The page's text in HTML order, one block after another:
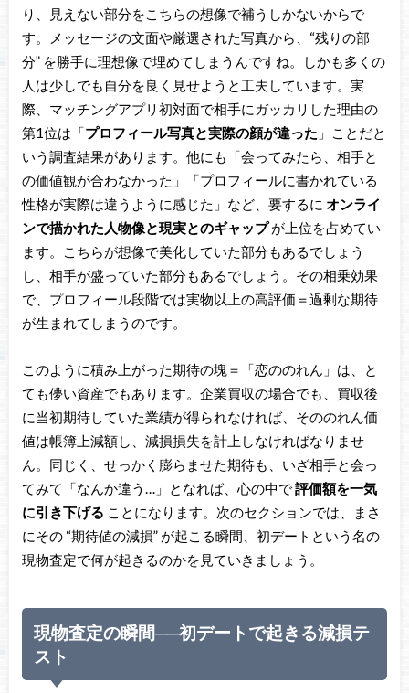
り、見えない部分をこちらの想像で補うしかないからで
す。メッセージの文面や厳選された写真から、“残りの部
分” を勝手に理想像で埋めてしまうんですね。しかも多くの
人は少しでも自分を良く見せようと工夫しています。実
際、マッチングアプリ初対面で相手にガッカリした理由の
第1位は「プロフィール写真と実際の顔が違った 」ことだと
いう調査結果があります。他にも「会ってみたら、相手と
の価値観が合わなかった」「プロフィールに書かれている
性格が実際は違うように感じた」など、要するに オンライ
ンで描かれた人物像と現実とのギャップが上位を占めてい
ます。こちらが想像で美化していた部分もあるでしょう
し、相手が盛っていた部分もあるでしょう。その相乗効果
で、プロフィール段階では実物以上の高評価＝過剰な期待
が生まれてしまうのです。
このように積み上がった期待の塊＝「恋ののれん」は、と
ても儚い資産でもあります。企業買収の場合でも、買収後
に当初期待していた業績が得られなければ、そののれん価
値は帳簿上減額し、減損損失を計上しなければなりませ
ん。同じく、せっかく膨らませた期待も、いざ相手と会っ
てみて「なんか違う…」となれば、心の中で評価額を一気
に引き下げる ことになります。次のセクションでは、まさ
にその “期待値の減損” が起こる瞬間、初デートという名の
現物査定で何が起きるのかを見ていきましょう。
現物査定の瞬間──初デートで起きる減損テ
スト